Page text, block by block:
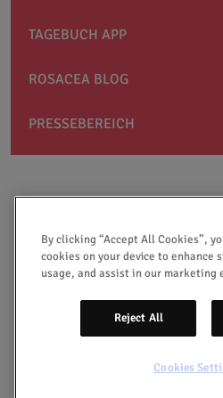
TAGEBUCH APP
ROSACEA BLOG
PRESSEBEREICH
By clicking “Accept All Cookies”,
cookies on your device to enhance
usage, and assist in our marketing
Reject All
Cookies